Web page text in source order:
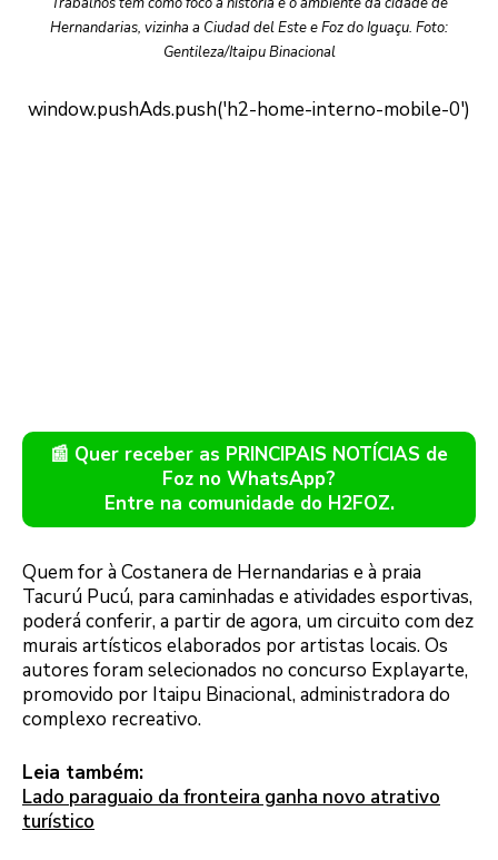
Hernandarias, vizinha a Ciudad del Este e Foz do Iguaçu. Foto:
Gentileza/Itaipu Binacional
📰 Quer receber as PRINCIPAIS NOTÍCIAS de
Foz no WhatsApp?
Entre na comunidade do H2FOZ.
Quem for à Costanera de Hernandarias e à praia
Tacurú Pucú, para caminhadas e atividades esportivas,
poderá conferir, a partir de agora, um circuito com dez
murais artísticos elaborados por artistas locais. Os
autores foram selecionados no concurso Explayarte,
promovido por Itaipu Binacional, administradora do
complexo recreativo.
Leia também:
Lado paraguaio da fronteira ganha novo atrativo
turístico